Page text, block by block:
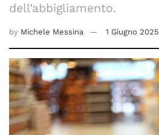
dell’abbigliamento.
by Michele Messina 1 Giugno 2025